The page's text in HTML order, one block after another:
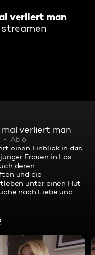
verliert man
mal verliert man
Ab 6
einen Einblick in das
Frauen in Los
deren
und die
unter einen Hut
nach Liebe und